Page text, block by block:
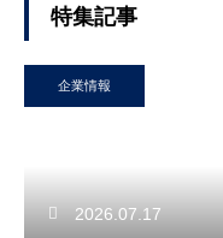
特集記事
企業情報
2026.07.17